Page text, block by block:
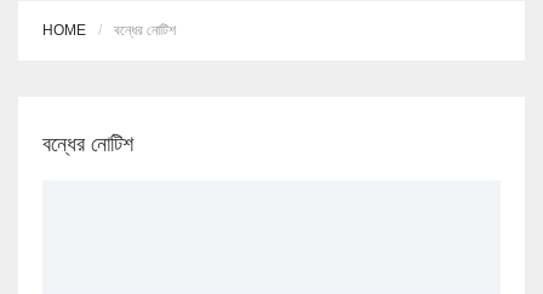
HOME বন্ধের নোটিশ
বন্ধের নোটিশ